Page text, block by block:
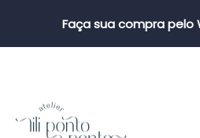
Faça sua compra pelo